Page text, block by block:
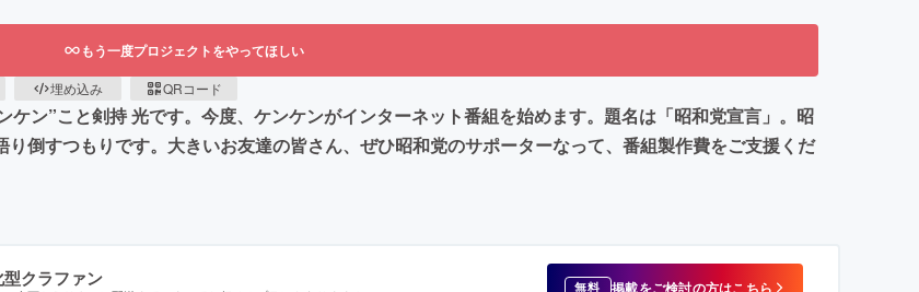
もう一度プロジェクトをやってほしい
埋め込み QRコード
ン”こと剣持 光です。今度、ケンケンがインターネット番組を始めます。題名は「昭和党宣言」。昭
倒すつもりです。大きいお友達の皆さん、ぜひ昭和党のサポーターなって、番組製作費をご支援くだ
クラファン 無料 掲載をご検討の方はこちら